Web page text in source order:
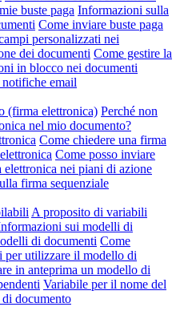
buste paga Informazioni sulla
Come inviare buste paga
personalizzati nei
dei documenti Come gestire la
in blocco nei documenti
email
(firma elettronica) Perché non
nel mio documento?
Come chiedere una firma
Come posso inviare
elettronica nei piani di azione
firma sequenziale
A proposito di variabili
sui modelli di
di documenti Come
per utilizzare il modello di
in anteprima un modello di
Variabile per il nome del
documento